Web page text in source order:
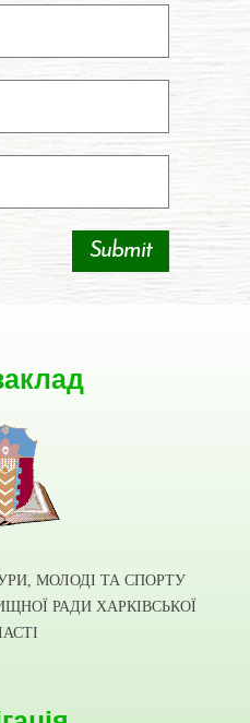
МОЛОДІ ТА СПОРТУ
РАДИ ХАРКІВСЬКОЇ